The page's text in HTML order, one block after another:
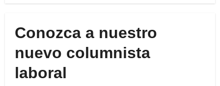
Conozca a nuestro
nuevo columnista
laboral